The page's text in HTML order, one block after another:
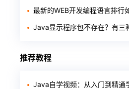
最新的WEB开发编程语言排行
Java显示程序包不存在？有三
推荐教程
Java自学视频：从入门到精通学习路线全套教程